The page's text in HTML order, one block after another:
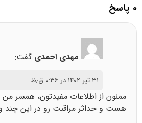
0 پاسخ
مهدی احمدی گفت:
۳۱ تیر ۱۴۰۲ در ۰:۳۶ ق٫ظ
ممنون از اطلاعات مفیدتون، همسر
هست و حداثر مراقبت رو در این چند